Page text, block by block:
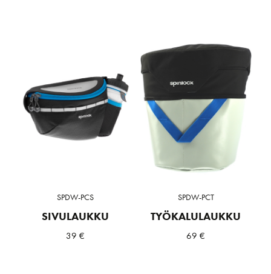
SPDW-PCS
SIVULAUKKU
39 €
SPDW-PCT
TYÖKALULAUKKU
69€